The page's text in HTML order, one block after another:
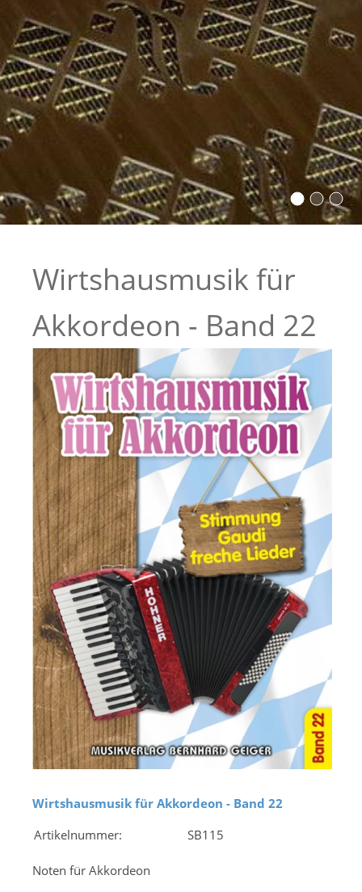
Wirtshausmusik für
Akkordeon - Band 22
Wirtshausmusik für Akkordeon - Band 22
Artikelnummer:
SB115
Noten für Akkordeon